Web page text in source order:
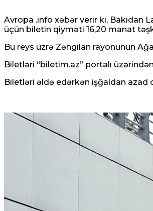
Avropa .info xəbər verir ki, Bakıdan
üçün biletin qiyməti 16,20 manat
Bu reys üzrə Zəngilan rayonunun
Biletləri “biletim.az” portalı
Biletləri əldə edərkən işğaldan azad